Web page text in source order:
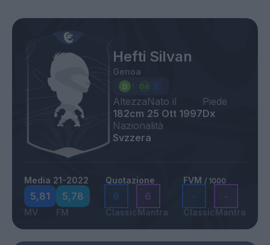
Hefti Silvan
Genoa
Altezza
182cm
Nato il
25 Ott 1997
Piede
Dx
Nazionalità
Svzzera
Media 21-2022
5,81
MV
5,78
FM
Quotazione
6
Classic
6
Mantra
FVM / 1000
-
Classic
-
Mantra